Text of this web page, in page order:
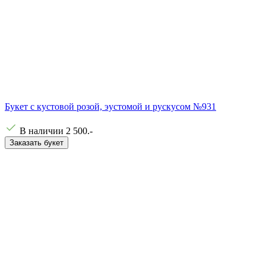
Букет с кустовой розой, эустомой и рускусом №931
В наличии 2 500.-
Заказать букет